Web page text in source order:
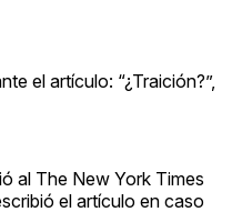
el artículo: “¿Traición?”,
al The New York Times
el artículo en caso